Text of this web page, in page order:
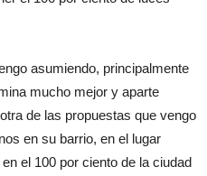
asumiendo, principalmente
mucho mejor y aparte
de las propuestas que vengo
en su barrio, en el lugar
el 100 por ciento de la ciudad